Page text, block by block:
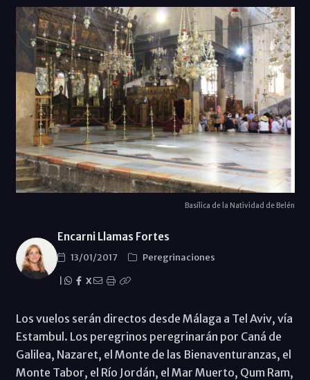
Basílica de la Natividad de Belén
Encarni Llamas Fortes
13/01/2017
Peregrinaciones
X
Los vuelos serán directos desde Málaga a Tel Aviv, vía
Estambul. Los peregrinos peregrinarán por Caná de
Galilea, Nazaret, el Monte de las Bienaventuranzas, el
Monte Tabor, el Río Jordán, el Mar Muerto, Qum Ram,